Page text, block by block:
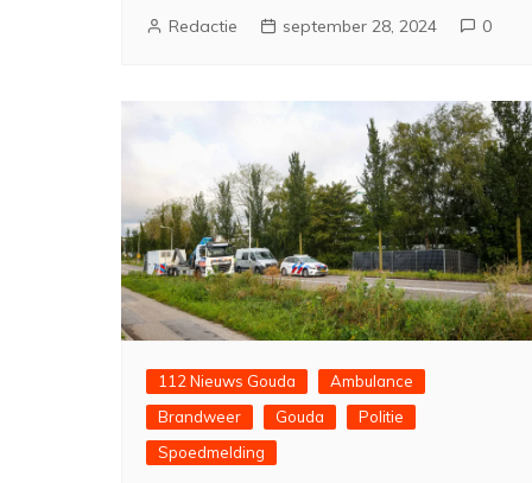
Redactie september 28, 2024 0
112 Nieuws Gouda
Ambulance
Brandweer
Gouda
Politie
Spoedmelding